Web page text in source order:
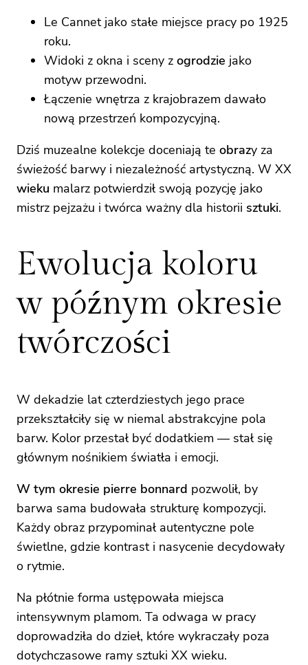
Le Cannet jako stałe miejsce pracy po 1925
roku.
Widoki z okna i sceny z ogrodzie jako
motyw przewodni.
Łączenie wnętrza z krajobrazem dawało
nową przestrzeń kompozycyjną.
Dziś muzealne kolekcje doceniają te obrazy za
świeżość barwy i niezależność artystyczną. W XX
wieku malarz potwierdził swoją pozycję jako
mistrz pejzażu i twórca ważny dla historii sztuki.
Ewolucja koloru
w późnym okresie
twórczości
W dekadzie lat czterdziestych jego prace
przekształciły się w niemal abstrakcyjne pola
barw. Kolor przestał być dodatkiem — stał się
głównym nośnikiem światła i emocji.
W tym okresie pierre bonnard pozwolił, by
barwa sama budowała strukturę kompozycji.
Każdy obraz przypominał autentyczne pole
świetlne, gdzie kontrast i nasycenie decydowały
o rytmie.
Na płótnie forma ustępowała miejsca
intensywnym plamom. Ta odwaga w pracy
doprowadziła do dzieł, które wykraczały poza
dotychczasowe ramy sztuki XX wieku.